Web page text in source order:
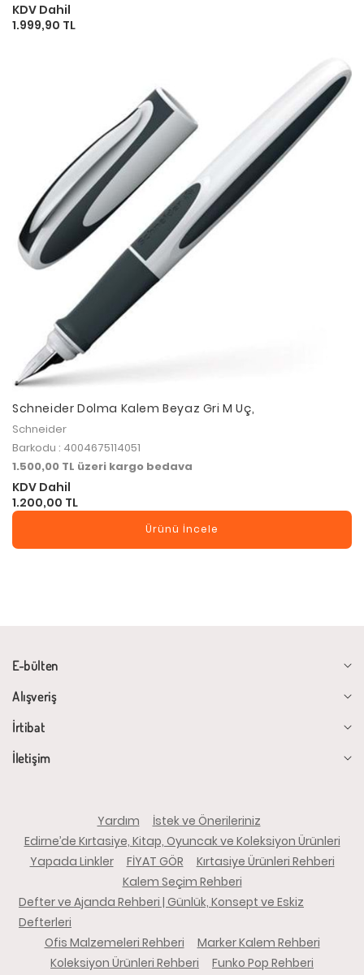
KDV Dahil
1.999,90 TL
Schneider Dolma Kalem Beyaz Gri M Uç,
Schneider
Barkodu : 4004675114051
1.500,00 TL üzeri kargo bedava
KDV Dahil
1.200,00 TL
Ürünü İncele
E-bülten
Alışveriş
İrtibat
İletişim
Yardım
İstek ve Önerileriniz
Edirne’de Kırtasiye, Kitap, Oyuncak ve Koleksiyon Ürünleri
Yapada Linkler
FİYAT GÖR
Kırtasiye Ürünleri Rehberi
Kalem Seçim Rehberi
Defter ve Ajanda Rehberi | Günlük, Konsept ve Eskiz
Defterleri
Ofis Malzemeleri Rehberi
Marker Kalem Rehberi
Koleksiyon Ürünleri Rehberi
Funko Pop Rehberi